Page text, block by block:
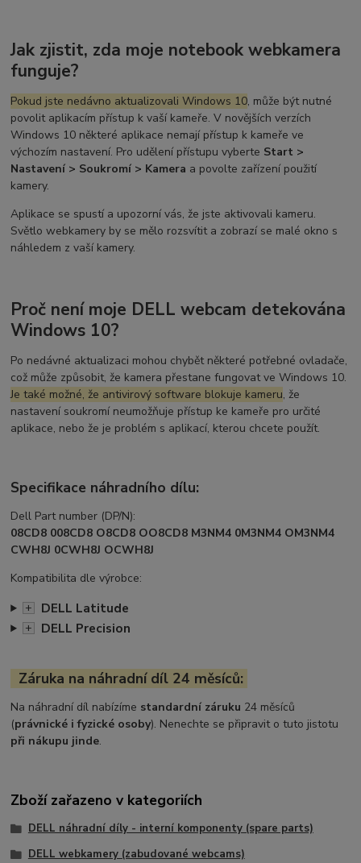
Jak zjistit, zda moje notebook webkamera
funguje?
Pokud jste nedávno aktualizovali Windows 10, může být nutné
povolit aplikacím přístup k vaší kameře. V novějších verzích
Windows 10 některé aplikace nemají přístup k kameře ve
výchozím nastavení. Pro udělení přístupu vyberte Start >
Nastavení > Soukromí > Kamera a povolte zařízení použití
kamery.
Aplikace se spustí a upozorní vás, že jste aktivovali kameru.
Světlo webkamery by se mělo rozsvítit a zobrazí se malé okno s
náhledem z vaší kamery.
Proč není moje DELL webcam detekována
Windows 10?
Po nedávné aktualizaci mohou chybět některé potřebné ovladače,
což může způsobit, že kamera přestane fungovat ve Windows 10.
Je také možné, že antivirový software blokuje kameru, že
nastavení soukromí neumožňuje přístup ke kameře pro určité
aplikace, nebo že je problém s aplikací, kterou chcete použít.
Specifikace náhradního dílu:
Dell Part number (DP/N):
08CD8 008CD8 O8CD8 OO8CD8 M3NM4 0M3NM4 OM3NM4
CWH8J 0CWH8J OCWH8J
Kompatibilita dle výrobce:
+
DELL Latitude
+ DELL Precision
Záruka na náhradní díl 24 měsíců:
Na náhradní díl nabízíme standardní záruku 24 měsíců
(právnické i fyzické osoby). Nenechte se připravit o tuto jistotu
při nákupu jinde.
Zboží zařazeno v kategoriích
DELL náhradní díly - interní komponenty (spare parts)
DELL webkamery (zabudované webcams)